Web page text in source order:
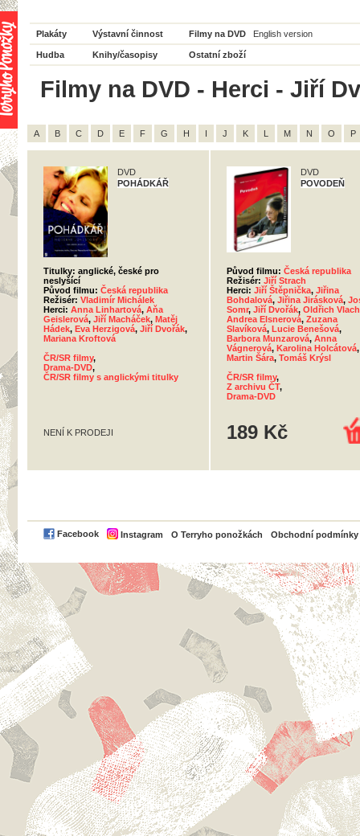
Plakáty Výstavní činnost Filmy na DVD English version
Hudba Knihy/časopisy Ostatní zboží
Filmy na DVD - Herci - Jiří
A B C D E F G H I J K L M N O P
DVD
POHÁDKÁŘ
Titulky: anglické, české pro
neslyšící
Původ filmu: Česká republika
Režisér: Vladimír Michálek
Herci: Anna Linhartová, Aňa
Geislerová, Jiří Macháček, Matěj
Hádek, Eva Herzigová, Jiří Dvořák,
Mariana Kroftová
ČR/SR filmy,
Drama-DVD,
ČR/SR filmy s anglickými titulky
NENÍ K PRODEJI
DVD
POVODEŇ
Původ filmu: Česká republika
Režisér: Jiří Strach
Herci: Jiří Štěpnička, Jiřina
Bohdalová, Jiřina Jirásková,
Somr, Jiří Dvořák, Oldřich Vlach
Andrea Elsnerová, Zuzana
Slavíková, Lucie Benešová,
Barbora Munzarová, Anna
Vágnerová, Karolina Holcátová,
Martin Šára, Tomáš Krýsl
ČR/SR filmy,
Z archivu ČT,
Drama-DVD
189 Kč
Facebook Instagram O Terryho ponožkách Obchodní podmínky
PayPal